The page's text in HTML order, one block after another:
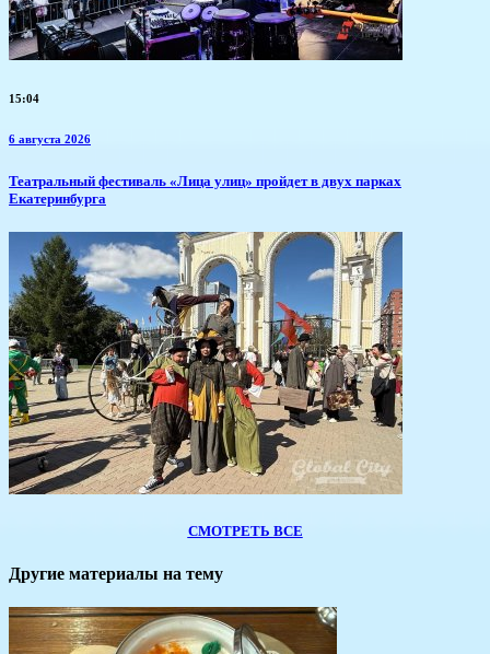
15:04
6 августа 2026
​Театральный фестиваль «Лица улиц» пройдет в двух парках
Екатеринбурга
СМОТРЕТЬ ВСЕ
Другие материалы на тему